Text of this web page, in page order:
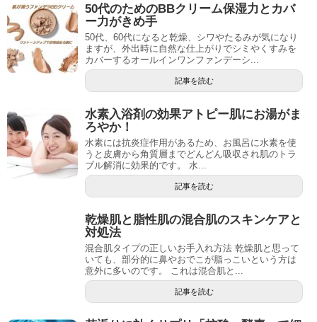
50代のためのBBクリーム保湿力とカバ
ー力がきめ手
50代、60代になると乾燥、シワやたるみが気になり
ますが、外出時に自然な仕上がりでシミやくすみを
カバーするオールインワンファンデーシ...
記事を読む
水素入浴剤の効果アトピー肌にお湯がま
ろやか！
水素には抗炎症作用があるため、お風呂に水素を使
うと皮膚から角質層までどんどん吸収され肌のトラ
ブル解消に効果的です。 水...
記事を読む
乾燥肌と脂性肌の混合肌のスキンケアと
対処法
混合肌タイプの正しいお手入れ方法 乾燥肌と思って
いても、部分的に鼻やおでこが脂っこいという方は
意外に多いのです。 これは混合肌と...
記事を読む